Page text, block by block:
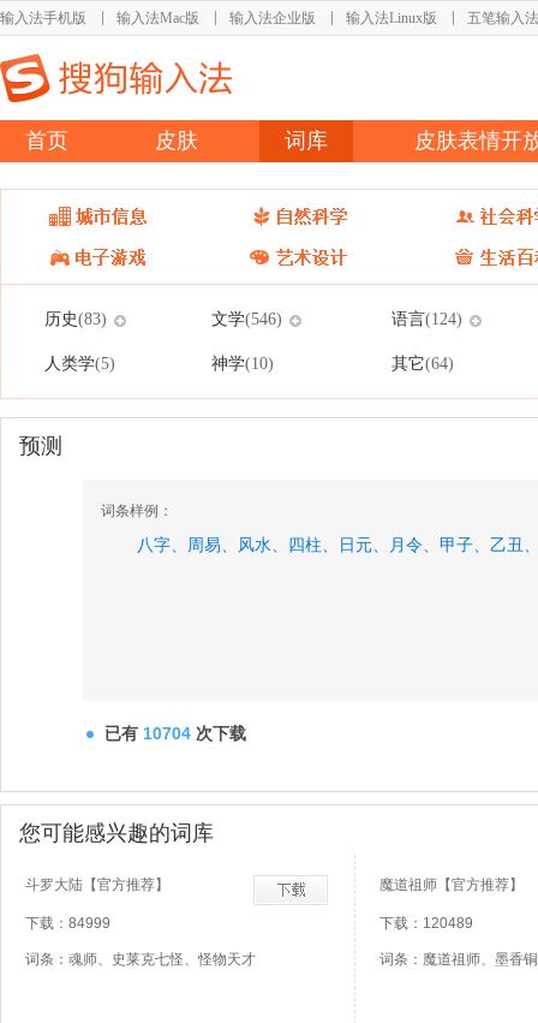
输入法手机版 输入法Mac版 输入法企业版 输入法Linux版 五笔输入法
首页 皮肤 词库 皮肤表情开
历史(83) 文学(546) 语言(124)
人类学(5) 神学(10) 其它(64)
预测
词条样例：
八字、 周易、 风水、 四柱、 日元、 月令、 甲子、 乙丑
已有 10704 次下载
您可能感兴趣的词库
斗罗大陆【官方推荐】
下载：84999
词条：魂师、史莱克七怪、怪物天才
魔道祖师【官方推荐】
下载：120489
词条：魔道祖师、墨香